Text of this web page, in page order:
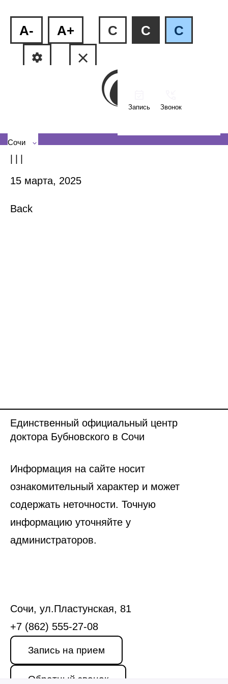
A- A+ C C C
Запись Звонок
Сочи
| | |
15 марта, 2025
Back
Единственный официальный центр
доктора Бубновского в Сочи
Информация на сайте носит
ознакомительный характер и может
содержать неточности. Точную
информацию уточняйте у
администраторов.
Сочи, ул.Пластунская, 81
+7 (862) 555-27-08
Запись на прием
Обратный звонок